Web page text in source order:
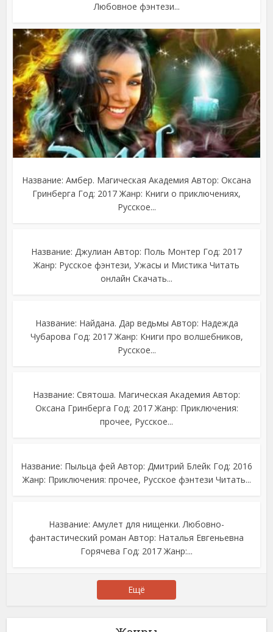
Любовное фэнтези...
Название: Амбер. Магическая Академия Автор: Оксана
Гринберга Год: 2017 Жанр: Книги о приключениях,
Русское...
Название: Джулиан Автор: Поль Монтер Год: 2017
Жанр: Русское фэнтези, Ужасы и Мистика Читать
онлайн Скачать...
Название: Найдана. Дар ведьмы Автор: Надежда
Чубарова Год: 2017 Жанр: Книги про волшебников,
Русское...
Название: Святоша. Магическая Академия Автор:
Оксана Гринберга Год: 2017 Жанр: Приключения:
прочее, Русское...
Название: Пыльца фей Автор: Дмитрий Блейк Год: 2016
Жанр: Приключения: прочее, Русское фэнтези Читать...
Название: Амулет для нищенки. Любовно-
фантастический роман Автор: Наталья Евгеньевна
Горячева Год: 2017 Жанр:...
Ещё